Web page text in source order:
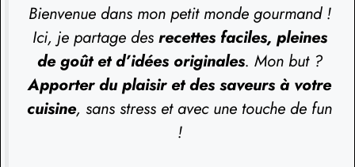
Bienvenue dans mon petit monde gourmand !
Ici, je partage des recettes faciles, pleines
de goût et d’idées originales. Mon but ?
Apporter du plaisir et des saveurs à votre
cuisine, sans stress et avec une touche de fun
!